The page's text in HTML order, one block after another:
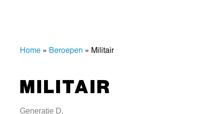
Home » Beroepen » Militair
MILITAIR
Generatie D,